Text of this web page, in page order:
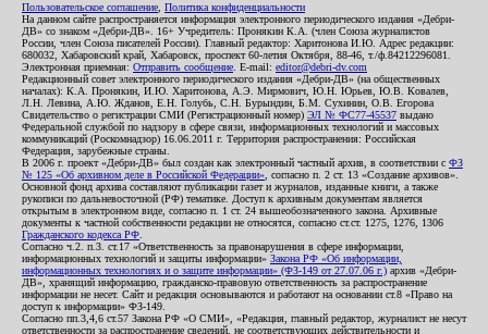
Пользовательское соглашение Политика конфиденциальности
На данном сайте распространяется информация электронного периодического издания «Дебри-
ДВ» со знаком «Дебри-ДВ». 16+ Учредитель: Пронякин К.А. (член Союза журналистов
России, член Союза писателей России). Главный редактор: Харитонова И.Ю. Адрес редакции:
680032, Хабаровский край, Хабаровск, проспект 60-летия Октября, 88-46, т./ф.84212296081.
Электронная приемная: Отправить сообщение . E-mail: editor@debri-dv.com
Редакционный совет электронного периодического издания «Дебри-ДВ» (на общественных
началах): К.А. Пронякин, И.Ю. Харитонова, А.Э. Мирмович, Ю.Н. Юрьев, Ю.В. Ковалев,
Л.Н. Левина, А.Ю. Жданов, Е.Н. Голубь, С.Н. Бурындин, Б.М. Сухинин, О.В. Егорова
Свидетельство о регистрации СМИ (Регистрационный номер) ЭЛ № ФС77-45537 выдано
Федеральной службой по надзору в сфере связи, информационных технологий и массовых
коммуникаций (Роскомнадзор) 16.06.2011 г. Территория распространения: Российская
Федерация, зарубежные страны.
В 2006 г. проект «Дебри-ДВ» был создан как электронный частный архив, в соответствии с ФЗ
№ 125 «Об архивном деле в Российской Федерации» , согласно п. 2 ст. 13 «Создание архивов».
Основной фонд архива составляют публикации газет и журналов, изданные книги, а также
рукописи по дальневосточной (РФ) тематике. Доступ к архивным документам является
открытым в электронном виде, согласно п. 1 ст. 24 вышеобозначенного закона. Архивные
документы к частной собственности редакции не относятся, согласно ст.ст. 1275, 1276, 1306
Гражданского кодекса РФ
Согласно ч.2. п.3. ст.17 «Ответственность за правонарушения в сфере информации,
информационных технологий и защиты информации» Закона РФ «Об информации,
информационных технологиях и о защите информации» (ФЗ-149 от 27.07.06 г.) архив «Дебри-
ДВ», хранящий информацию, гражданско-правовую ответственность за распространение
информации не несет. Сайт и редакция основываются и работают на основании ст.8 «Право на
доступ к информации» ФЗ-149.
Согласно пп.3,4,6 ст.57 Закона РФ «О СМИ», «Редакция, главный редактор, журналист не несут
ответственности за распространение сведений, не соответствующих действительности и